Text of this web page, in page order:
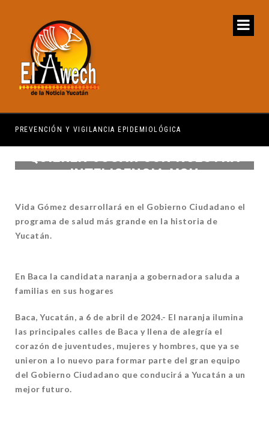
PREVENCIÓN Y VIGILANCIA EPIDEMIOLÓGICA
QUIEREN JUGAR CON NUESTRA
INTELIGENCIA:VGH
Vida Gómez desarrollará en el Gobierno Ciudadano el
programa de salud más grande en la historia de
Yucatán.
En Baca la candidata naranja a gobernadora saluda a
familias en sus hogares
Baca, Yucatán, a 6 de abril de 2024.- El naranja ilumina
las principales calles de Baca y llena de alegría el
corazón de juventudes, mujeres y hombres, que ya se
unieron a lo nuevo para formar parte del gran equipo
del Gobierno Ciudadano que conducirá a Yucatán a un
mejor futuro.